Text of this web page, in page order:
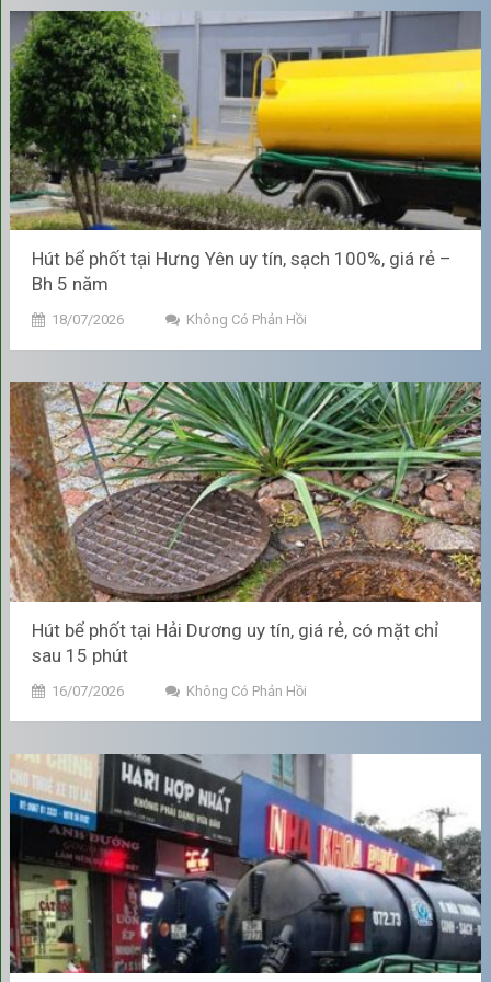
thống ống thoát nước và tiết kiệm đáng kể chi phí sửa chữa
phát sinh.
Bảo vệ sức khỏe, duy trì không
gian sống trong lành
Loại bỏ mùi hôi:Khi bể phốt đầy, khí Mê-tan và các loại khí
độc khác (do chất thải phân hủy) không thoát đi được sẽ đi
ngược lên theo đường ống, gây ra mùi hôi thối nồng nặc
trong nhà vệ sinh và khu vực xung quanh. Việc hút bể phốt
giúp loại bỏ nguồn gốc của mùi hôi này.
Ngăn ngừa mầm bệnh:Nước thải bị ứ đọng hoặc tràn ra
ngoài là môi trường lý tưởng để vi khuẩn, côn trùng (ruồi,
muỗi) sinh sôi, làm tăng nguy cơ lây lan các bệnh truyền
nhiễm, đặc biệt là ảnh hưởng đến trẻ nhỏ và người lớn tuổi.
Bể phốt đầy có thể gây mùi hôi khó chịu, thu hút côn trùng
như ruồi, muỗi, gián và là nguồn lây vi khuẩn, khí độc gây
bệnh đường hô hấp, tiêu hóa hay các vấn đề về da. Hút bể
phốt định kỳ giúp duy trì môi trường sống sạch sẽ, thoáng
mát và bảo vệ sức khỏe cả gia đình.
Kéo Dài Tuổi Thọ Công Trình
Chất thải lắng lâu ngày trong bể phốt làm giảm hiệu suất hệ
thống xử lý nước thải, dẫn đến rò rỉ, thấm dột, ảnh hưởng đến
Bể phốt đầy gây áp lực lớn lên thành và đáy bể, về lâu dài có
thể dẫn đến nứt, vỡ, rò rỉhệ thống. Chất thải rò rỉ còn có thể
thấm vào tường, móng nhà, gây hư hỏng công trình.
Tránh sự cố khẩn cấp, giảm chi
phí phát sinh
Bể phốt đầy đột ngột có thể gây trào ngược nước thải lên
Hút bể phốt tại Hưng Yên uy tín, sạch 100%, giá rẻ –
Bh 5 năm
18/07/2026 Không Có Phản Hồi
Hút bể phốt tại Hải Dương uy tín, giá rẻ, có mặt chỉ
sau 15 phút
16/07/2026 Không Có Phản Hồi